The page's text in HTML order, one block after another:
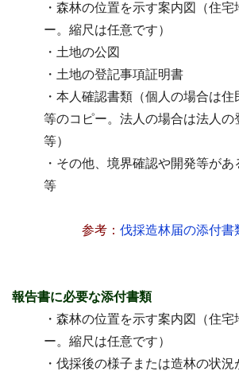
・森林の位置を示す案内図（住
ー。縮尺は任意です）
・土地の公図
・土地の登記事項証明書
・本人確認書類（個人の場合は
等のコピー。法人の場合は法人の
等）
・その他、境界確認や開発等が
等
参考： 伐採造林届の添付書
報告書に必要な添付書類
・森林の位置を示す案内図（住
ー。縮尺は任意です）
・伐採後の様子または造林の状況